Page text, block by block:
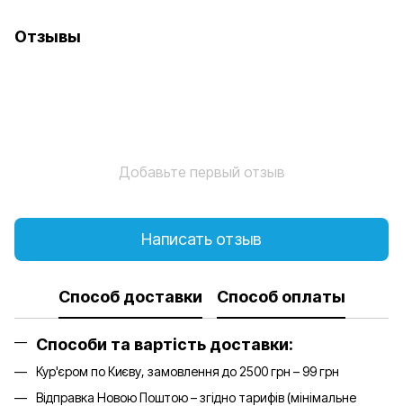
Отзывы
Добавьте первый отзыв
Написать отзыв
Способ доставки Способ оплаты
Способи та вартість доставки:
Кур'єром по Києву, замовлення до 2500 грн – 99 грн
Відправка Новою Поштою – згідно тарифів (мінімальне